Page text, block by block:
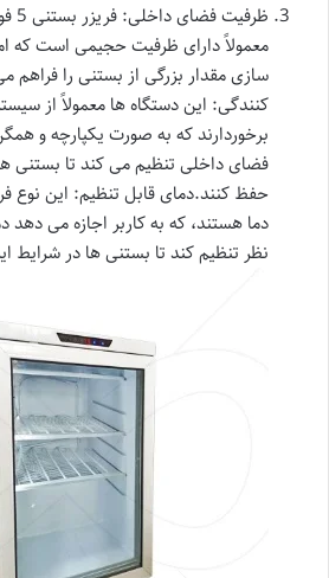
معمولاً دارای ظرفیت حجیمی است که
سازی مقدار بزرگی از بستنی را فراهم
کنندگی: این دستگاه ها معمولاً از
برخوردارند که به صورت یکپارچه و
فضای داخلی تنظیم می کند تا بستنی
حفظ کنند.دمای قابل تنظیم: این نوع
دما هستند، که به کاربر اجازه می دهد
نظر تنظیم کند تا بستنی ها در شرایط